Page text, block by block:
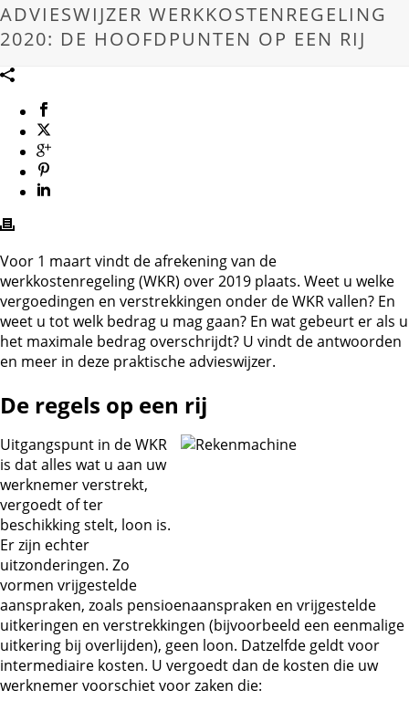
ADVIESWIJZER WERKKOSTENREGELING
2020: DE HOOFDPUNTEN OP EEN RIJ
Voor 1 maart vindt de afrekening van de
werkkostenregeling (WKR) over 2019 plaats. Weet u welke
vergoedingen en verstrekkingen onder de WKR vallen? En
weet u tot welk bedrag u mag gaan? En wat gebeurt er als u
het maximale bedrag overschrijdt? U vindt de antwoorden
en meer in deze praktische advieswijzer.
De regels op een rij
Uitgangspunt in de WKR
is dat alles wat u aan uw
werknemer verstrekt,
vergoedt of ter
beschikking stelt, loon is.
Er zijn echter
uitzonderingen. Zo
vormen vrijgestelde
aanspraken, zoals pensioenaanspraken en vrijgestelde
uitkeringen en verstrekkingen (bijvoorbeeld een eenmalige
uitkering bij overlijden), geen loon. Datzelfde geldt voor
intermediaire kosten. U vergoedt dan de kosten die uw
werknemer voorschiet voor zaken die: